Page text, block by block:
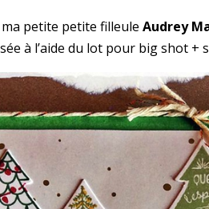
ma petite petite filleule Audrey
à l’aide du lot pour big shot +